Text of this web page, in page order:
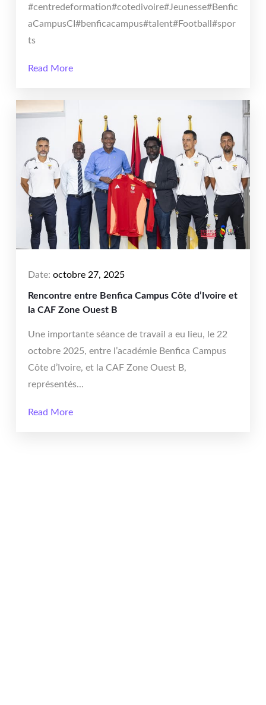
#centredeformation#cotedivoire#Jeunesse#Benfic
aCampusCI#benficacampus#talent#Football#spor
ts
Read More
Date: octobre 27, 2025
Rencontre entre Benfica Campus Côte d’Ivoire et
la CAF Zone Ouest B
Une importante séance de travail a eu lieu, le 22
octobre 2025, entre l’académie Benfica Campus
Côte d’Ivoire, et la CAF Zone Ouest B,
représentés...
Read More